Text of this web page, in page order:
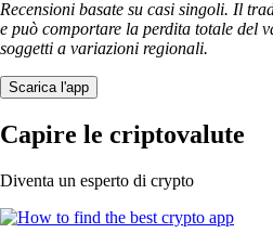
Recensioni basate su casi singoli. Il
e può comportare la perdita totale del
soggetti a variazioni regionali.
Scarica l'app
Capire le criptovalute
Diventa un esperto di crypto